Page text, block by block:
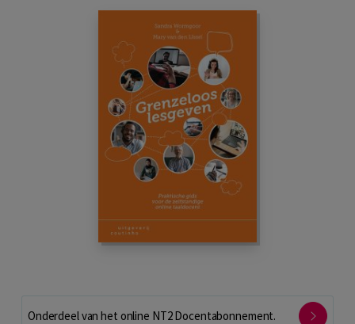
Onderdeel van het online NT2 Docentabonnement.